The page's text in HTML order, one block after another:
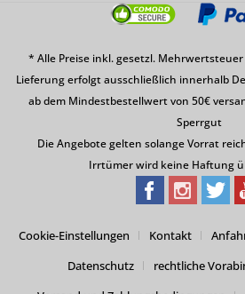
* Alle Preise inkl. gesetzl. Mehrwertsteuer
Lieferung erfolgt ausschließlich innerhalb
ab dem Mindestbestellwert von 50€
Sperrgut
Die Angebote gelten solange Vorrat
Irrtümer wird keine Haftung
Cookie-Einstellungen Kontakt
Datenschutz
rechtliche